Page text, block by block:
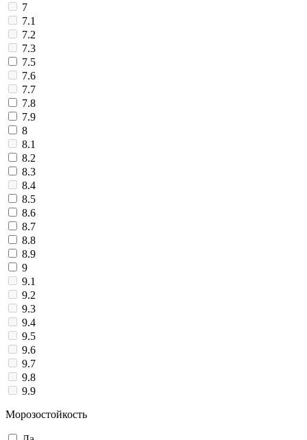
7
7.1
7.2
7.3
7.5
7.6
7.7
7.8
7.9
8
8.1
8.2
8.3
8.4
8.5
8.6
8.7
8.8
8.9
9
9.1
9.2
9.3
9.4
9.5
9.6
9.7
9.8
9.9
Морозостойкость